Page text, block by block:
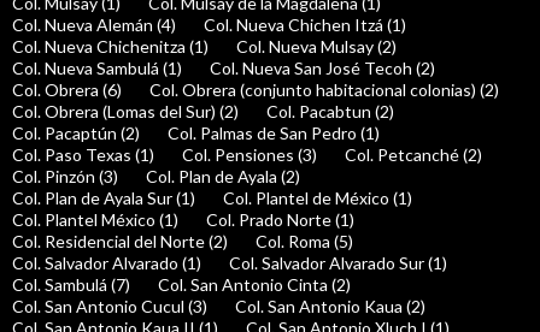
Col. Nueva Alemán (4)
Col. Nueva Chichen Itzá (1)
Col. Nueva Chichenitza (1)
Col. Nueva Mulsay (2)
Col. Nueva Sambulá (1)
Col. Nueva San José Tecoh (2)
Col. Obrera (6)
Col. Obrera (conjunto habitacional colonias) (2)
Col. Obrera (Lomas del Sur) (2)
Col. Pacabtun (2)
Col. Pacaptún (2)
Col. Palmas de San Pedro (1)
Col. Paso Texas (1)
Col. Pensiones (3)
Col. Petcanché (2)
Col. Pinzón (3)
Col. Plan de Ayala (2)
Col. Plan de Ayala Sur (1)
Col. Plantel de México (1)
Col. Plantel México (1)
Col. Prado Norte (1)
Col. Residencial del Norte (2)
Col. Roma (5)
Col. Salvador Alvarado (1)
Col. Salvador Alvarado Sur (1)
Col. Sambulá (7)
Col. San Antonio Cinta (2)
Col. San Antonio Cucul (3)
Col. San Antonio Kaua (2)